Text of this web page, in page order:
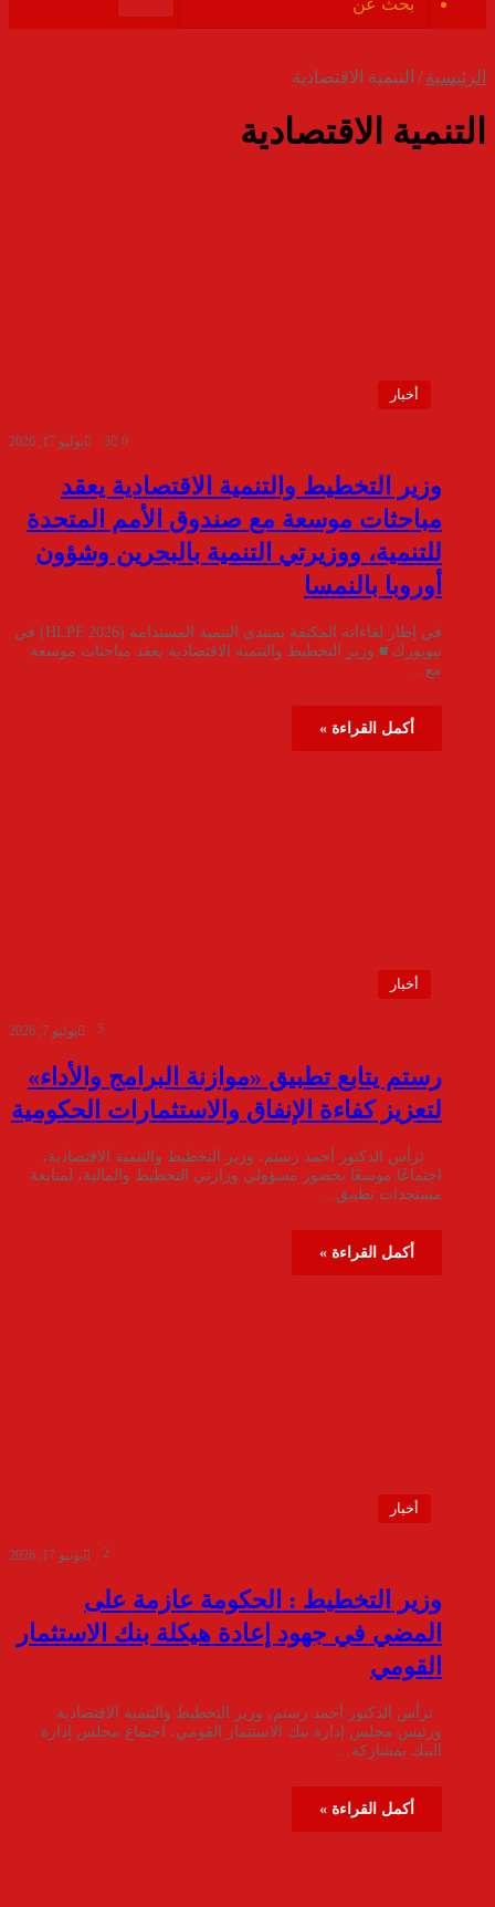
الموقع
الرئيسية / التنمية الاقتصادية
التنمية الاقتصادية
أخبار
يوليو 17, 2026 0
3
وزير التخطيط والتنمية الاقتصادية يعقد
مباحثات موسعة مع صندوق الأمم المتحدة
للتنمية، ووزيرتي التنمية بالبحرين وشؤون
أوروبا بالنمسا
في إطار لقاءاته المكثفة بمنتدى التنمية المستدامة (HLPF 2026) في
نيويورك ■ وزير التخطيط والتنمية الاقتصادية يعقد مباحثات موسعة
مع…
أكمل القراءة »
أخبار
يوليو 7, 2026 5
رستم يتابع تطبيق «موازنة البرامج والأداء»
لتعزيز كفاءة الإنفاق والاستثمارات الحكومية
ترأس الدكتور أحمد رستم، وزير التخطيط والتنمية الاقتصادية،
اجتماعًا موسعًا بحضور مسؤولي وزارتي التخطيط والمالية، لمتابعة
مستجدات تطبيق…
أكمل القراءة »
أخبار
يونيو 17, 2026 2
وزير التخطيط : الحكومة عازمة على
المضي في جهود إعادة هيكلة بنك الاستثمار
القومي
ترأس الدكتور أحمد رستم، وزير التخطيط والتنمية الاقتصادية
ورئيس مجلس إدارة بنك الاستثمار القومي، اجتماع مجلس إدارة
البنك بمشاركة…
أكمل القراءة »